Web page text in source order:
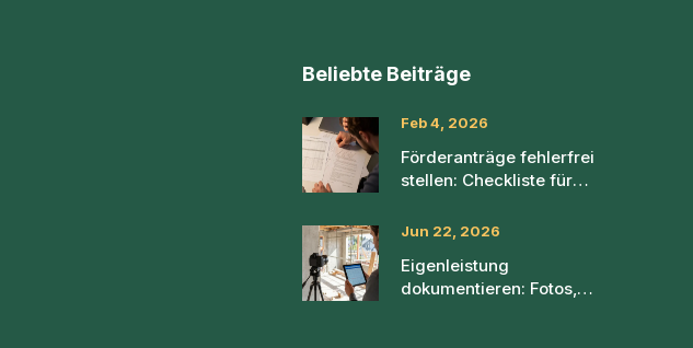
Beliebte Beiträge
Feb 4, 2026
Förderanträge fehlerfrei
stellen: Checkliste für
Nachweise 2026
Jun 22, 2026
Eigenleistung
dokumentieren: Fotos,